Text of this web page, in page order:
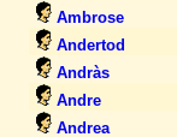
Ambrose
Andertod
Andràs
Andre
Andrea